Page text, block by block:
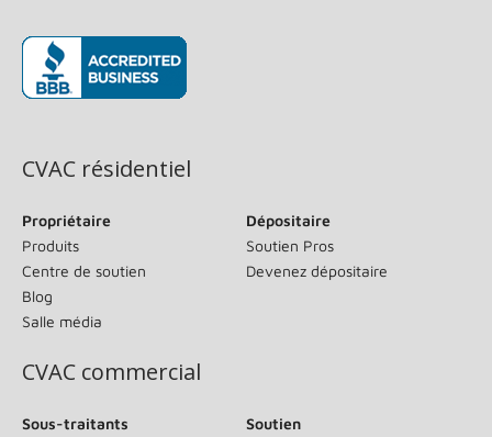
CVAC résidentiel
Propriétaire
Produits
Centre de soutien
Blog
Salle média
Dépositaire
Soutien Pros
Devenez dépositaire
CVAC commercial
Sous-traitants
Soutien